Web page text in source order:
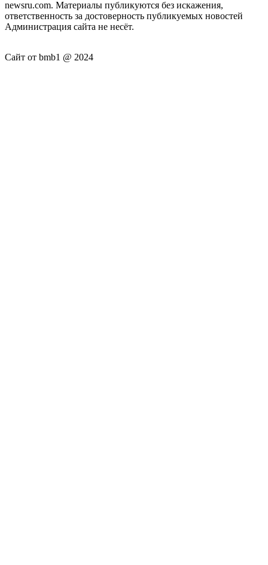
newsru.com. Материалы публикуются без искажения,
ответственность за достоверность публикуемых новостей
Администрация сайта не несёт.
Сайт от bmb1 @ 2024